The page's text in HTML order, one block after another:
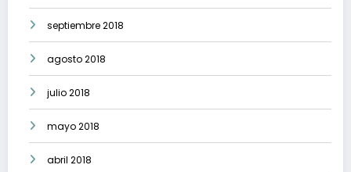
septiembre 2018
agosto 2018
julio 2018
mayo 2018
abril 2018